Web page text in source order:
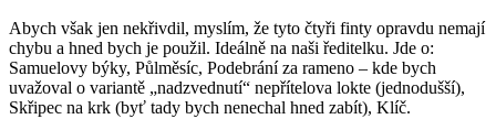
Abych však jen nekřivdil, myslím, že tyto čtyři finty opravdu nemají
chybu a hned bych je použil. Ideálně na naši ředitelku. Jde o:
Samuelovy býky, Půlměsíc, Podebrání za rameno – kde bych
uvažoval o variantě „nadzvednutí“ nepřítelova lokte (jednodušší),
Skřipec na krk (byť tady bych nenechal hned zabít), Klíč.